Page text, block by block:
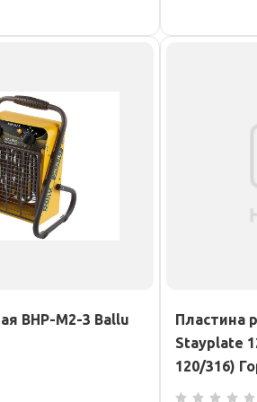
BHP-M2-3 Ballu
Пластина
Stayplate
120/316)